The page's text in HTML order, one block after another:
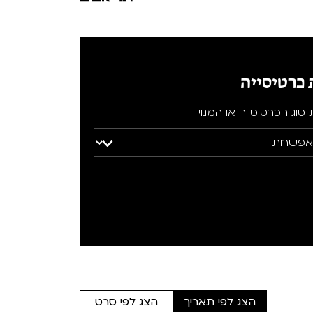
כרטיסייה
הכרטיסייה או המנוי
הצג לפי תאריך הצג לפי סרט